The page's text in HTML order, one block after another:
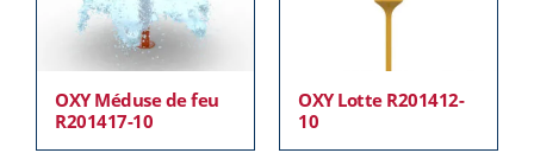
OXY Méduse de feu
R201417-10
OXY Lotte R201412-
10